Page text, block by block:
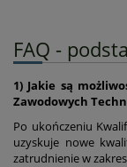
FAQ -
1) Jakie są
Zawodowych
Po ukończeniu
uzyskuje nowe
zatrudnienie w